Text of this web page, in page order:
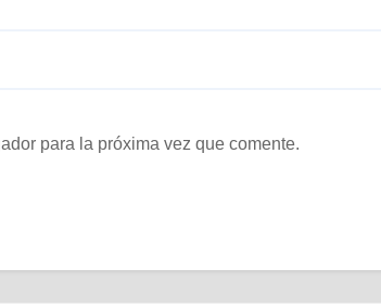
para la próxima vez que comente.